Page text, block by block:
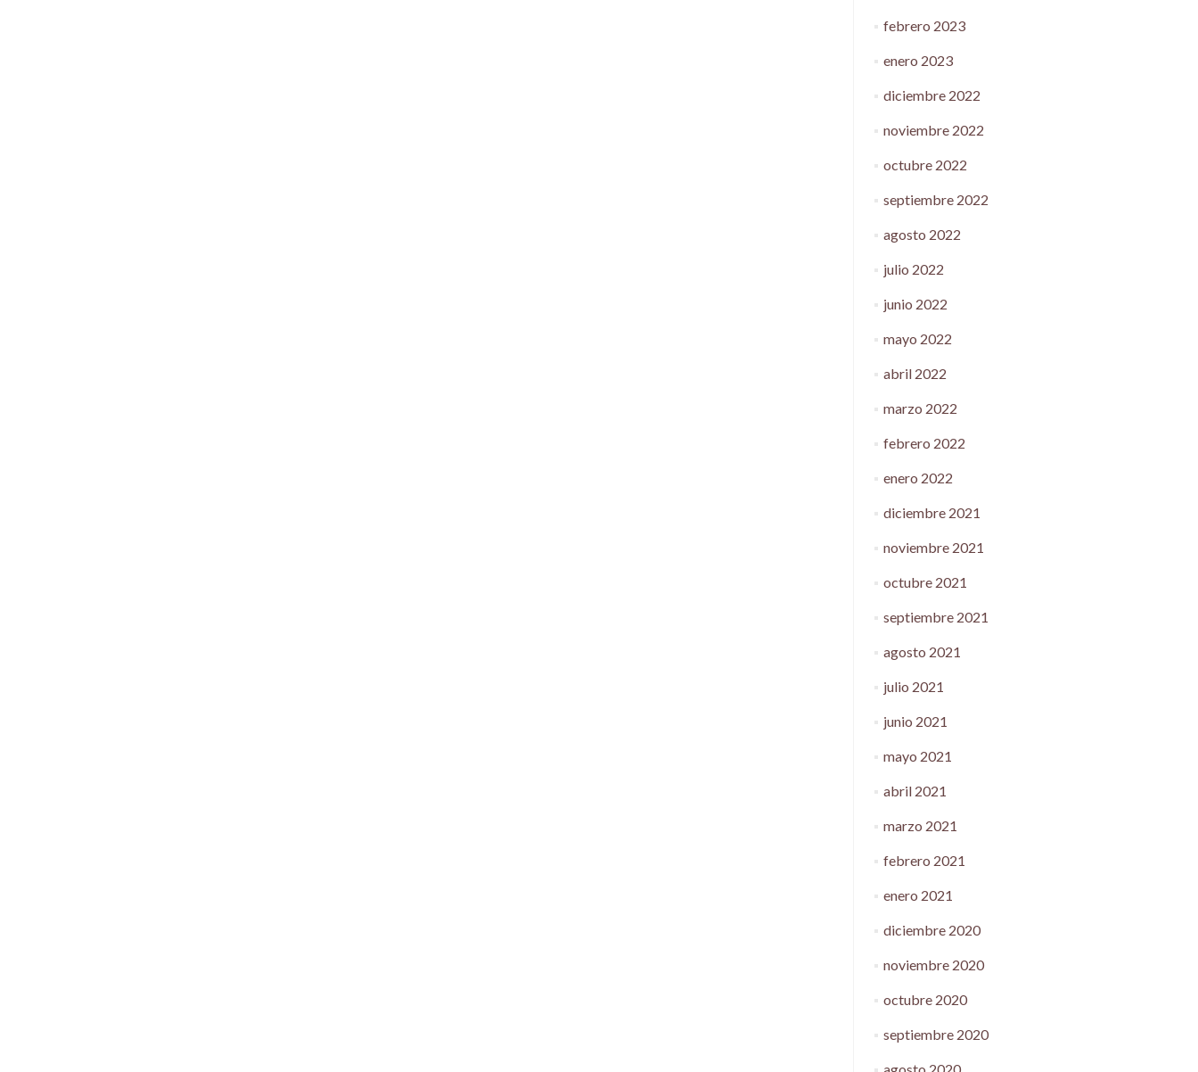
febrero 2023
enero 2023
diciembre 2022
noviembre 2022
octubre 2022
septiembre 2022
agosto 2022
julio 2022
junio 2022
mayo 2022
abril 2022
marzo 2022
febrero 2022
enero 2022
diciembre 2021
noviembre 2021
octubre 2021
septiembre 2021
agosto 2021
julio 2021
junio 2021
mayo 2021
abril 2021
marzo 2021
febrero 2021
enero 2021
diciembre 2020
noviembre 2020
octubre 2020
septiembre 2020